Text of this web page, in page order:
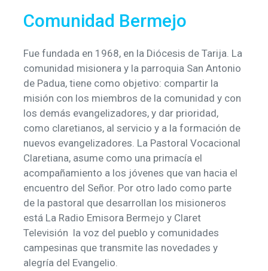
Comunidad Bermejo
Fue fundada en 1968, en la Diócesis de Tarija. La
comunidad misionera y la parroquia San Antonio
de Padua, tiene como objetivo: compartir la
misión con los miembros de la comunidad y con
los demás evangelizadores, y dar prioridad,
como claretianos, al servicio y a la formación de
nuevos evangelizadores. La Pastoral Vocacional
Claretiana, asume como una primacía el
acompañamiento a los jóvenes que van hacia el
encuentro del Señor. Por otro lado como parte
de la pastoral que desarrollan los misioneros
está La Radio Emisora Bermejo y Claret
Televisión la voz del pueblo y comunidades
campesinas que transmite las novedades y
alegría del Evangelio.